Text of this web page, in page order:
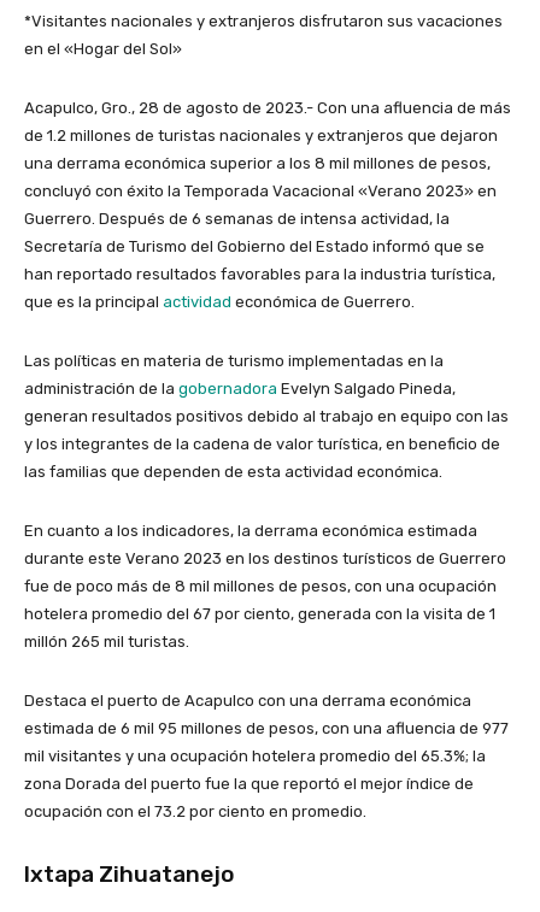
*Visitantes nacionales y extranjeros disfrutaron sus vacaciones
en el «Hogar del Sol»
Acapulco, Gro., 28 de agosto de 2023.- Con una afluencia de más
de 1.2 millones de turistas nacionales y extranjeros que dejaron
una derrama económica superior a los 8 mil millones de pesos,
concluyó con éxito la Temporada Vacacional «Verano 2023» en
Guerrero. Después de 6 semanas de intensa actividad, la
Secretaría de Turismo del Gobierno del Estado informó que se
han reportado resultados favorables para la industria turística,
que es la principal actividad económica de Guerrero.
Las políticas en materia de turismo implementadas en la
administración de la gobernadora Evelyn Salgado Pineda,
generan resultados positivos debido al trabajo en equipo con las
y los integrantes de la cadena de valor turística, en beneficio de
las familias que dependen de esta actividad económica.
En cuanto a los indicadores, la derrama económica estimada
durante este Verano 2023 en los destinos turísticos de Guerrero
fue de poco más de 8 mil millones de pesos, con una ocupación
hotelera promedio del 67 por ciento, generada con la visita de 1
millón 265 mil turistas.
Destaca el puerto de Acapulco con una derrama económica
estimada de 6 mil 95 millones de pesos, con una afluencia de 977
mil visitantes y una ocupación hotelera promedio del 65.3%; la
zona Dorada del puerto fue la que reportó el mejor índice de
ocupación con el 73.2 por ciento en promedio.
Ixtapa Zihuatanejo